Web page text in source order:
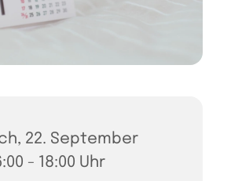
22. September
- 18:00 Uhr